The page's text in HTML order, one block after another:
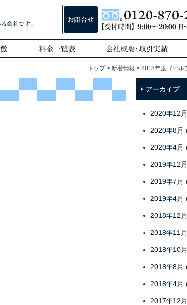
トップ> 新着情報 > 2018年度ゴール
アーカイブ
2020年12月
2020年8月
2020年4月
2019年12月
2019年7月
2019年4月
2018年12月
2018年11月
2018年10月
2018年8月
2018年4月
2017年12月